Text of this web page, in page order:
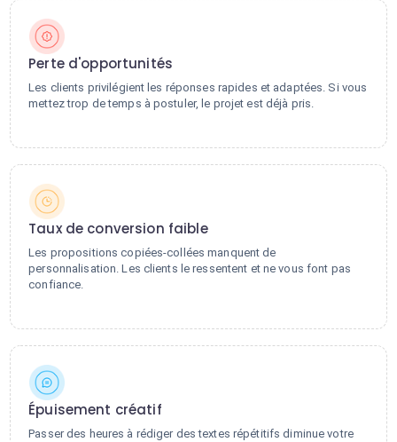
Perte d'opportunités
Les clients privilégient les réponses rapides et adaptées. Si vous
mettez trop de temps à postuler, le projet est déjà pris.
Taux de conversion faible
Les propositions copiées-collées manquent de
personnalisation. Les clients le ressentent et ne vous font pas
confiance.
Épuisement créatif
Passer des heures à rédiger des textes répétitifs diminue votre